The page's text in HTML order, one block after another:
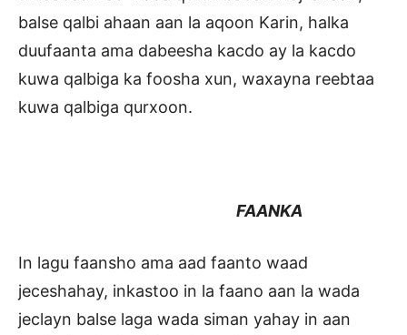
balse qalbi ahaan aan la aqoon Karin, halka
duufaanta ama dabeesha kacdo ay la kacdo
kuwa qalbiga ka foosha xun, waxayna reebtaa
kuwa qalbiga qurxoon.
FAANKA
In lagu faansho ama aad faanto waad
jeceshahay, inkastoo in la faano aan la wada
jeclayn balse laga wada siman yahay in aan